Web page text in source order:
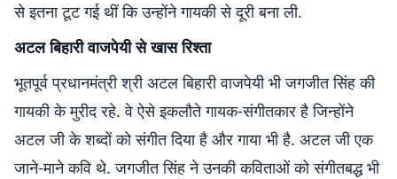
से इतना टूट गई थीं कि उन्‍होंने गायकी से दूरी बना ली.
अटल बिहारी वाजपेयी से खास रिश्‍ता
भूतपूर्व प्रधानमंत्री श्री अटल बिहारी वाजपेयी भी जगजीत सिंह की
गायकी के मुरीद रहे. वे ऐसे इकलौते गायक-संगीतकार है जिन्‍होंने
अटल जी के शब्‍दों को संगीत दिया है और गाया भी है. अटल जी एक
जाने-माने कवि थे. जगजीत सिंह ने उनकी कविताओं को संगीतबद्ध भी